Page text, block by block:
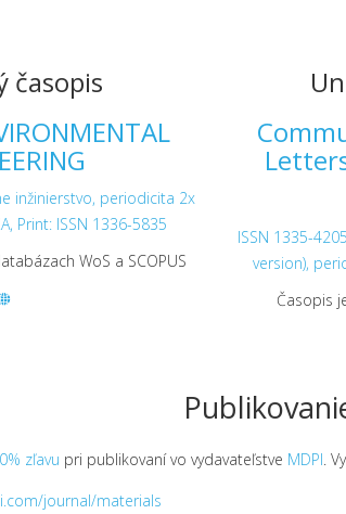
časopis
inžinierstvo, periodicita 2x
Print: ISSN 1336-5835
WoS a SCOPUS
ISSN 1335-
version),
Časopis
zľavu pri publikovaní vo vydavateľstve MDPI.
journal/materials